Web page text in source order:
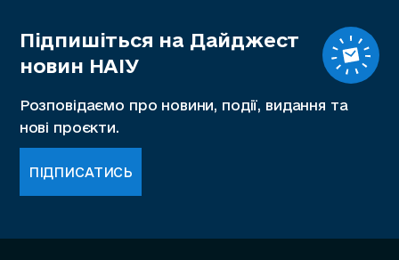
Підпишіться на Дайджест
новин НАІУ
Розповідаємо про новини, події, видання та
нові проєкти.
ПІДПИСАТИСЬ